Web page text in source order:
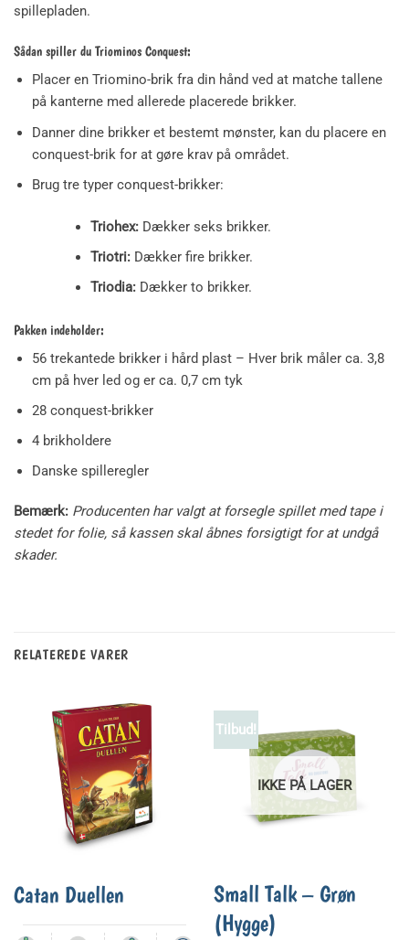
spillepladen.
Sådan spiller du Triominos Conquest:
Placer en Triomino-brik fra din hånd ved at matche tallene
på kanterne med allerede placerede brikker.
Danner dine brikker et bestemt mønster, kan du placere en
conquest-brik for at gøre krav på området.
Brug tre typer conquest-brikker:
Triohex: Dækker seks brikker.
Triotri: Dækker fire brikker.
Triodia: Dækker to brikker.
Pakken indeholder:
56 trekantede brikker i hård plast – Hver brik måler ca. 3,8
cm på hver led og er ca. 0,7 cm tyk
28 conquest-brikker
4 brikholdere
Danske spilleregler
Bemærk: Producenten har valgt at forsegle spillet med tape i
stedet for folie, så kassen skal åbnes forsigtigt for at undgå
skader.
RELATEREDE VARER
Catan Duellen
Tilbud!
IKKE PÅ LAGER
Small Talk – Grøn
(Hygge)